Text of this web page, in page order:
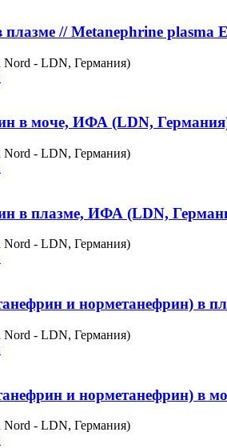
плазме // Metanephrine
Nord - LDN, Германия)
в моче, ИФА (LDN,
Nord - LDN, Германия)
в плазме, ИФА (LDN,
Nord - LDN, Германия)
и норметанефрин) в
Nord - LDN, Германия)
и норметанефрин) в
Nord - LDN, Германия)